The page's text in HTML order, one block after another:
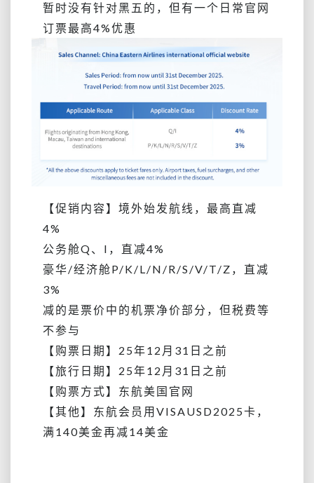
暂时没有针对黑五的，但有一个日常官网
订票最高4%优惠
【促销内容】境外始发航线，最高直减
4%
公务舱Q、I，直减4%
豪华/经济舱P/K/L/N/R/S/V/T/Z，直减
3%
减的是票价中的机票净价部分，但税费等
不参与
【购票日期】25年12月31日之前
【旅行日期】 25年12月31日之前
【购票方式】东航美国官网
【其他】东航会员用VISAUSD2025卡，
满140美金再减14美金